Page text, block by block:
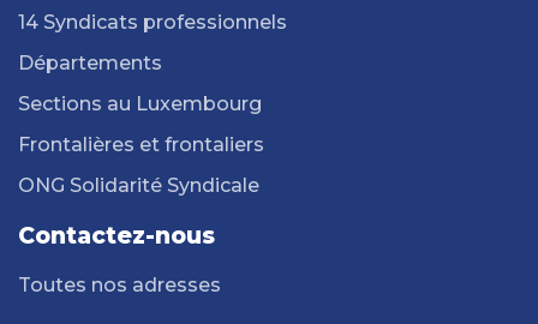
14 Syndicats professionnels
Départements
Sections au Luxembourg
Frontalières et frontaliers
ONG Solidarité Syndicale
Contactez-nous
Toutes nos adresses